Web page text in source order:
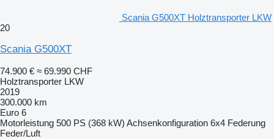
Scania G500XT Holztransporter LKW
20
Scania G500XT
74.900 € ≈ 69.990 CHF
Holztransporter LKW
2019
300.000 km
Euro 6
Motorleistung 500 PS (368 kW) Achsenkonfiguration 6x4 Federung
Feder/Luft